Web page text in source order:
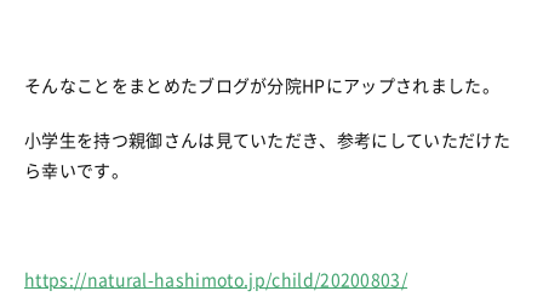
そんなことをまとめたブログが分院HPにアップされました。
小学生を持つ親御さんは見ていただき、参考にしていただけた
ら幸いです。
https://natural-hashimoto.jp/child/20200803/